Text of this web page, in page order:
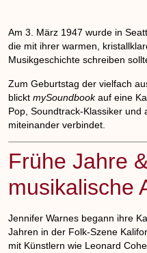
Am3. März 1947 wurde in
die mit ihrer warmen,
Musikgeschichte schreiben
Zum Geburtstag der vielfach
blicktmySoundbookauf eine
Pop, Soundtrack-Klassiker und
miteinander verbindet.
Frühe Jahre
musikalische
Jennifer Warnes begann ihre
Jahren in der Folk-Szene
mit Künstlern wie Leonard